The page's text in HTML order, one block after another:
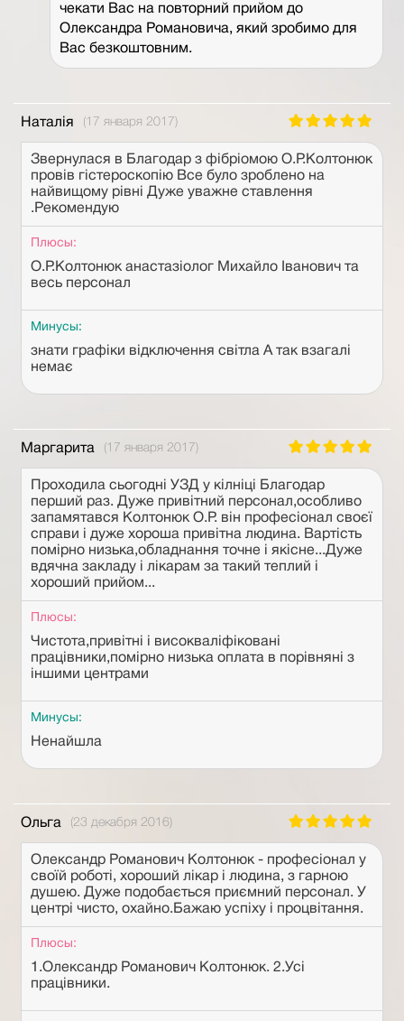
чекати Вас на повторний прийом до
Олександра Романовича, який зробимо для
Вас безкоштовним.
Наталія (17 января 2017)
Звернулася в Благодар з фібріомою О.Р.Колтонюк
провів гістероскопію Все було зроблено на
найвищому рівні Дуже уважне ставлення
.Рекомендую
Плюсы:
О.Р.Колтонюк анастазіолог Михайло Іванович та
весь персонал
Минусы:
знати графіки відключення світла А так взагалі
немає
Маргарита (17 января 2017)
Проходила сьогодні УЗД у кілніці Благодар
перший раз. Дуже привітний персонал,особливо
запамятався Колтонюк О.Р. він професіонал своєї
справи і дуже хороша привітна людина. Вартість
помірно низька,обладнання точне і якісне...Дуже
вдячна закладу і лікарам за такий теплий і
хороший прийом...
Плюсы:
Чистота,привітні і високваліфіковані
працівники,помірно низька оплата в порівняні з
іншими центрами
Минусы:
Ненайшла
Ольга (23 декабря 2016)
Олександр Романович Колтонюк - професіонал у
своїй роботі, хороший лікар і людина, з гарною
душею. Дуже подобається приємний персонал. У
центрі чисто, охайно.Бажаю успіху і процвітання.
Плюсы:
1.Олександр Романович Колтонюк. 2.Усі
працівники.